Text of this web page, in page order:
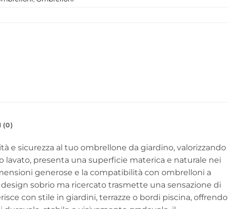
(0)
e sicurezza al tuo ombrellone da giardino, valorizzando
lavato, presenta una superficie materica e naturale nei
generose e la compatibilità con ombrelloni a
sobrio ma ricercato trasmette una sensazione di
con stile in giardini, terrazze o bordi piscina, offrendo